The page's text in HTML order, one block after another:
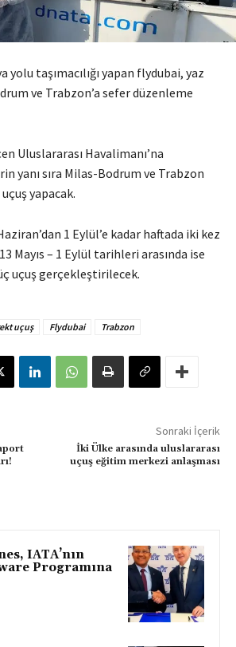
yolu taşımacılığı yapan flydubai, yaz
ve Trabzon’a sefer düzenleme
Uluslararası Havalimanı’na
yanı sıra Milas-Bodrum ve Trabzon
yapacak.
1 Eylül’e kadar haftada iki kez
Mayıs – 1 Eylül tarihleri ​​arasında ise
uçuş gerçekleştirilecek.
uçuş Flydubai Trabzon
Sonraki İçerik
İki Ülke arasında uluslararası
uçuş eğitim merkezi anlaşması
IATA’nın
Programına